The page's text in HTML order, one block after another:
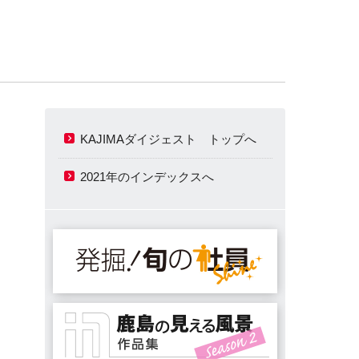
KAJIMAダイジェスト トップへ
2021年のインデックスへ